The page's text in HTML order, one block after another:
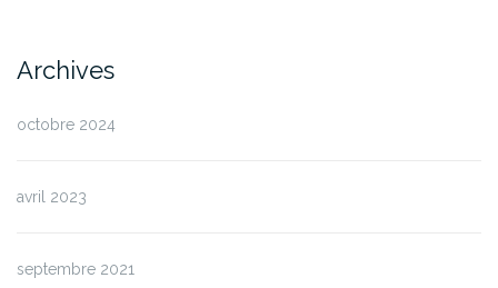
Archives
octobre 2024
avril 2023
septembre 2021